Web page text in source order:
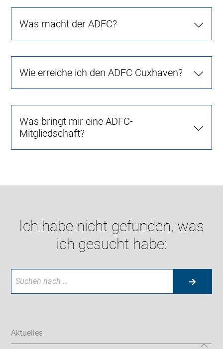
Was macht der ADFC?
Wie erreiche ich den ADFC Cuxhaven?
Was bringt mir eine ADFC-
Mitgliedschaft?
Ich habe nicht gefunden, was
ich gesucht habe:
Aktuelles